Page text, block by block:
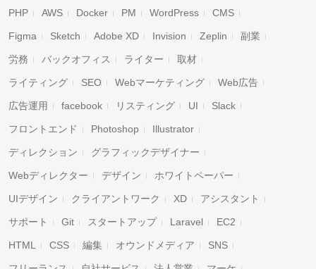
PHP AWS Docker PM WordPress CMS
Figma Sketch Adobe XD Invision Zeplin 副業
労務 バックオフィス ライター 取材
ライティング SEO Webマーケティング Web広告
広告運用 facebook リスティング UI Slack
フロントエンド Photoshop Illustrator
ディレクション グラフィックデザイナー
Webディレクター デザイン ホワイトペーパー
UIデザイン クライアントワーク XD アシスタント
サポート Git スタートアップ Laravel EC2
HTML CSS 編集 オウンドメディア SNS